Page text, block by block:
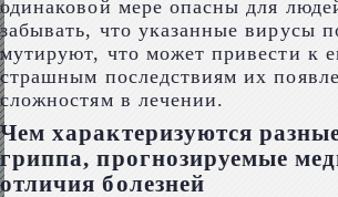
одинаковой мере опасны для
забывать, что указанные вирусы
мутируют, что может привести к
страшным последствиям их
сложностям в лечении.
Чем характеризуются
гриппа, прогнозируемые
отличия болезней